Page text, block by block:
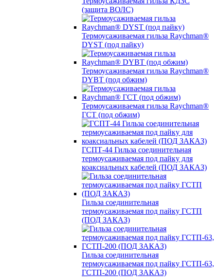
(защита ВОЛС)
Термоусаживаемая гильза Raychman®
DYST (под пайку)
Термоусаживаемая гильза Raychman®
DYBT (под обжим)
Термоусаживаемая гильза Raychman®
ГСТ (под обжим)
ГСПТ-44 Гильза соединительная
термоусаживаемая под пайку для
коаксиальных кабелей (ПОД ЗАКАЗ)
Гильза соединительная
термоусаживаемая под пайку ГСТП
(ПОД ЗАКАЗ)
Гильза соединительная
термоусаживаемая под пайку ГСТП-63,
ГСТП-200 (ПОД ЗАКАЗ)